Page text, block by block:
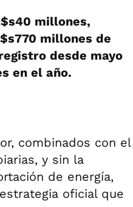
millones,
millones de
desde mayo
en el año.
combinados con el
y sin la
de energía,
oficial que